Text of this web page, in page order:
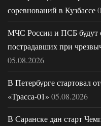
соревнований в Кузбассе
МЧС России и ПСБ будут
пострадавших при
05.08.2026
В Петербурге стартовал
«Трасса-01» 05.08.2026
В Саранске дан старт